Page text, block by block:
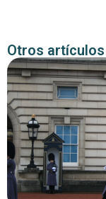
Otros